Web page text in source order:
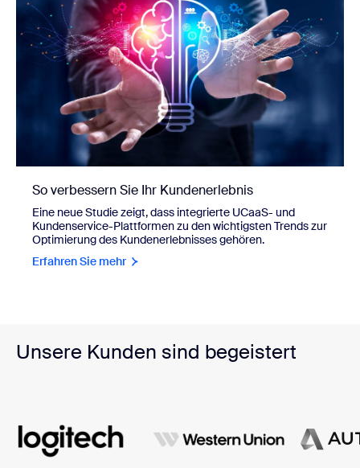
So verbessern Sie Ihr Kundenerlebnis
Eine neue Studie zeigt, dass integrierte UCaaS- und
Kundenservice-Plattformen zu den wichtigsten Trends zur
Optimierung des Kundenerlebnisses gehören.
Erfahren Sie mehr
Unsere Kunden sind begeistert